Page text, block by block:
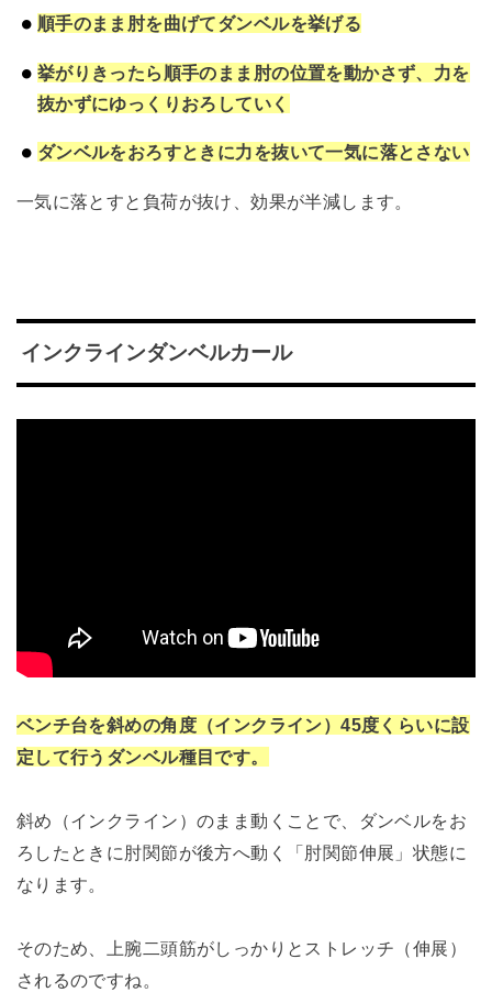
順手のまま肘を曲げてダンベルを挙げる
挙がりきったら順手のまま肘の位置を動かさず、力を
抜かずにゆっくりおろしていく
ダンベルをおろすときに力を抜いて一気に落とさない
一気に落とすと負荷が抜け、効果が半減します。
インクラインダンベルカール
ベンチ台を斜めの角度（インクライン）45度くらいに設
定して行うダンベル種目です。
斜め（インクライン）のまま動くことで、ダンベルをお
ろしたときに肘関節が後方へ動く「肘関節伸展」状態に
なります。
そのため、上腕二頭筋がしっかりとストレッチ（伸展）
されるのですね。